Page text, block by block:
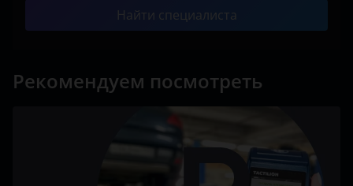
Найти специалиста
Рекомендуем посмотреть